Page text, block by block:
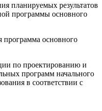
планируемых результатов
программы основного
программа основного
по проектированию и
программ начального
в соответствии с